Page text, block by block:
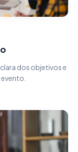
dos objetivos e